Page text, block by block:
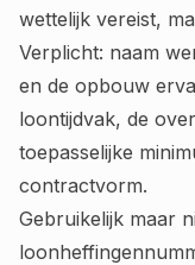
wettelijk vereist,
Verplicht: naam
en de opbouw
loontijdvak, de
toepasselijke
contractvorm.
Gebruikelijk maar